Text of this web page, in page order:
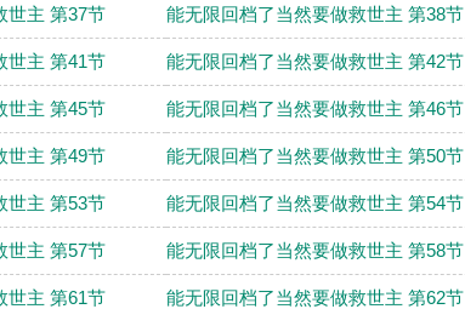
世主 第37节 能无限回档了当然要做救世主 第38节
世主 第41节 能无限回档了当然要做救世主 第42节
世主 第45节 能无限回档了当然要做救世主 第46节
世主 第49节 能无限回档了当然要做救世主 第50节
世主 第53节 能无限回档了当然要做救世主 第54节
世主 第57节 能无限回档了当然要做救世主 第58节
世主 第61节 能无限回档了当然要做救世主 第62节